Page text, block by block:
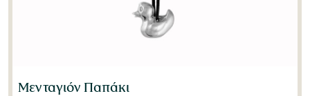
Μενταγιόν Παπάκι